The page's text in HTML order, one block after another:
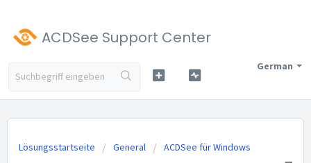
ACDSee Support Center
German
Lösungsstartseite General ACDSee für Windows